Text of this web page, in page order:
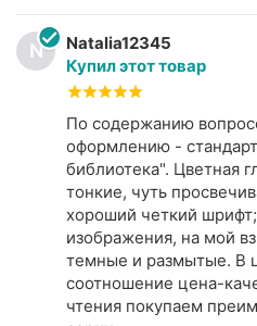
"Капитанской дочке"
что и толкает его на
Е.Пугачевым,
"Дубровском"
Дубровского и дочери
Вообще, часто
своих главных героинь
В обоих
мелких деталях
героями, их поступки,
чувства.
Тема любви, нежной,
актуальна и по сей
N
Natalia12345
Купил этот товар
По содержанию
оформлению -
библиотека". Цветная
тонкие, чуть
хороший четкий
изображения, на мой
темные и размытые. В
соотношение цена-
чтения покупаем